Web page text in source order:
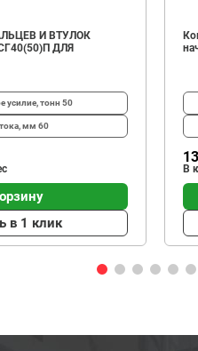
И ВТУЛОК
ДЛЯ
усилие, тонн 50
мм 60
в 1 клик
В